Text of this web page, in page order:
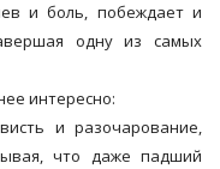
и боль, побеждает и
одну из самых
интересно:
и разочарование,
что даже падший